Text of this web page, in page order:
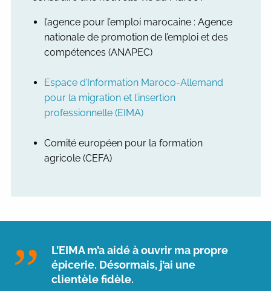
l’agence pour l’emploi marocaine : Agence
nationale de promotion de l’emploi et des
compétences (ANAPEC)
Espace d’Information Maroco-Allemand
pour la migration et l’insertion
professionnelle (EIMA)
Comité européen pour la formation
agricole (CEFA)
L’EIMA m’a aidé à ouvrir ma propre
épicerie. Désormais, j’ai une
clientèle fidèle.